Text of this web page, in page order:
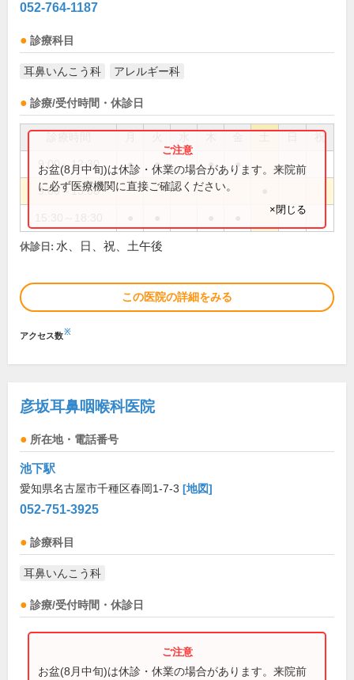
052-764-1187
診療科目
耳鼻いんこう科 アレルギー科
診療/受付時間・休診日
祝
9:00～12:30 ● ● ● ●
9:00～13:00
お盆(8月中旬)は休診・休業の場合があります。来院前
に必ず医療機関に直接ご確認ください。
×閉じる
休診日: 水、日、祝、土午後
この医院の詳細をみる
アクセス数※
彦坂耳鼻咽喉科医院
所在地・電話番号
池下駅
愛知県名古屋市千種区春岡1-7-3 [地図]
052-751-3925
診療科目
耳鼻いんこう科
診療/受付時間・休診日
お盆(8月中旬)は休診・休業の場合があります。来院前